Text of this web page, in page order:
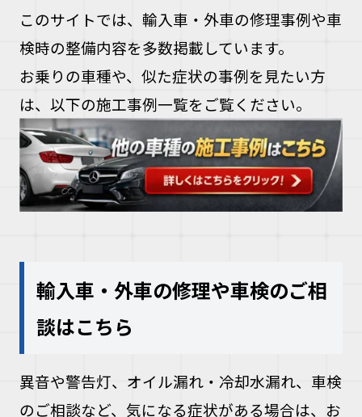
このサイトでは、輸入車・外車の修理事例や車
検時の整備内容を多数掲載しています。
お乗りの車種や、似た症状の事例を見たい方
は、以下の施工事例一覧をご覧ください。
輸入車・外車の修理や車検のご相
談はこちら
異音や警告灯、オイル漏れ・冷却水漏れ、車検
のご相談など、気になる症状がある場合は、お